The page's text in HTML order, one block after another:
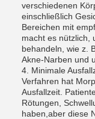
verschiedenen
einschließlich
Bereichen mit
macht es nützlich,
behandeln, wie z.
Akne-Narben und
4. Minimale
Verfahren hat
Ausfallzeit.
Rötungen,
haben,aber diese